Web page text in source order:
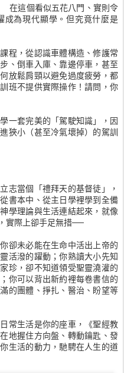
這個看似五花八門、實則令
成為現代顯學。但究竟什麼是
，從認識車體構造、修護常
、倒車入庫、靠邊停車，甚至
放鬆肩頸以避免過度疲勞，都
班不提供實際操作！請問，你
套完美的「駕駛知識」，因
狹小（甚至冷氣壞掉）的駕訓
當個「禮拜天的基督徒」，
書本中、從主日學裡學到全備
學理論與生活連結起來，就像
實際上卻手足無措──
未必能在生命中活出上帝的
活潑的躍動；你熟讀大小先知
珍，卻不知道領受聖靈澆灌的
你可以背出新約裡每卷書信的
的團體、掙扎、醫治、盼望等
生活是你的座車，《聖經教
地握住方向盤、轉動鑰匙、發
生活的動力，馳騁在人生的道